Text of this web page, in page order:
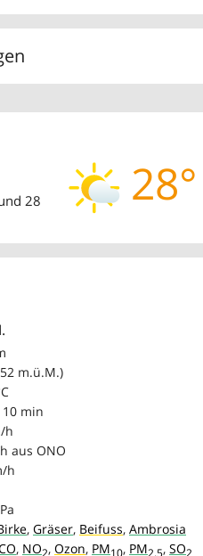
28°
28
m.ü.M.)
min
h
aus ONO
h
, Gräser, Beifuss, Ambrosia
, NO2, Ozon, PM10, PM2.5, SO2